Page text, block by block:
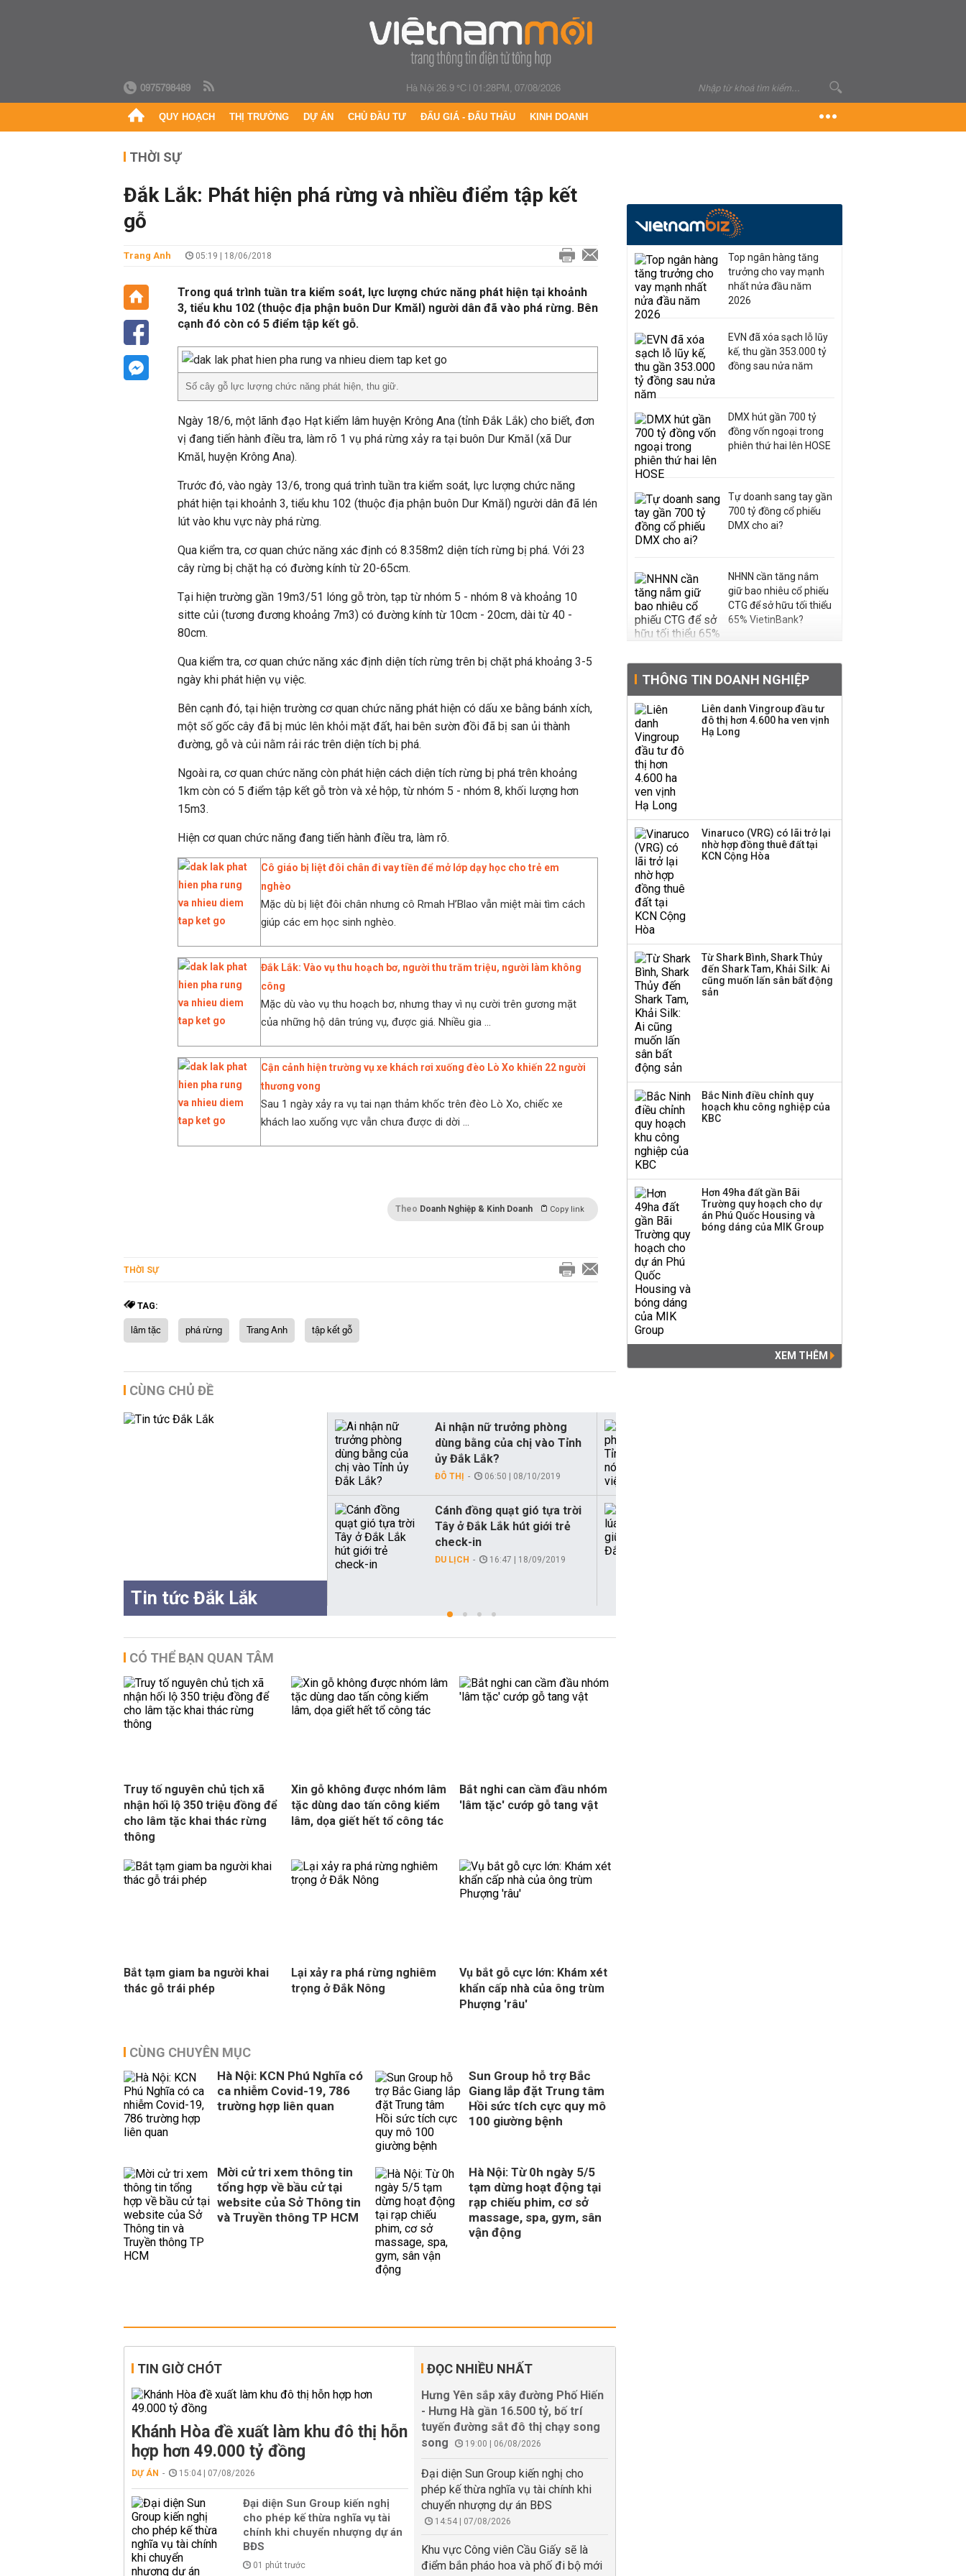
0975798489 Hà Nội 26.9 °C|01:28PM, 07/08/2026
QUY HOẠCH THỊ TRƯỜNG DỰ ÁN CHỦ ĐẦU TƯ ĐẤU GIÁ - ĐẤU THẦU KINH DOANH
THỜI SỰ
Đắk Lắk: Phát hiện phá rừng và nhiều điểm tập kết
gỗ
Trang Anh 05:19 | 18/06/2018
Trong quá trình tuần tra kiểm soát, lực lượng chức năng phát hiện tại khoảnh
3, tiểu khu 102 (thuộc địa phận buôn Dur Kmăl) người dân đã vào phá rừng. Bên
cạnh đó còn có 5 điểm tập kết gỗ.
Số cây gỗ lực lượng chức năng phát hiện, thu giữ.
Ngày 18/6, một lãnh đạo Hạt kiểm lâm huyện Krông Ana (tỉnh Đắk Lắk) cho biết, đơn
vị đang tiến hành điều tra, làm rõ 1 vụ phá rừng xảy ra tại buôn Dur Kmăl (xã Dur
Kmăl, huyện Krông Ana).
Trước đó, vào ngày 13/6, trong quá trình tuần tra kiểm soát, lực lượng chức năng
phát hiện tại khoảnh 3, tiểu khu 102 (thuộc địa phận buôn Dur Kmăl) người dân đã lén
lút vào khu vực này phá rừng.
Qua kiểm tra, cơ quan chức năng xác định có 8.358m2 diện tích rừng bị phá. Với 23
cây rừng bị chặt hạ có đường kính từ 20-65cm.
Tại hiện trường gần 19m3/51 lóng gỗ tròn, tạp từ nhóm 5 - nhóm 8 và khoảng 10
sitte củi (tương đương khoảng 7m3) có đường kính từ 10cm - 20cm, dài từ 40 -
80cm.
Qua kiểm tra, cơ quan chức năng xác định diện tích rừng trên bị chặt phá khoảng 3-5
ngày khi phát hiện vụ việc.
Bên cạnh đó, tại hiện trường cơ quan chức năng phát hiện có dấu xe bằng bánh xích,
một số gốc cây đã bị múc lên khỏi mặt đất, hai bên sườn đồi đã bị san ủi thành
đường, gỗ và củi nằm rải rác trên diện tích bị phá.
Ngoài ra, cơ quan chức năng còn phát hiện cách diện tích rừng bị phá trên khoảng
1km còn có 5 điểm tập kết gỗ tròn và xẻ hộp, từ nhóm 5 - nhóm 8, khối lượng hơn
15m3.
Hiện cơ quan chức năng đang tiến hành điều tra, làm rõ.
Cô giáo bị liệt đôi chân đi vay tiền để mở lớp dạy học cho trẻ em
nghèo
Mặc dù bị liệt đôi chân nhưng cô Rmah H’Blao vẫn miệt mài tìm cách
giúp các em học sinh nghèo.
Đắk Lắk: Vào vụ thu hoạch bơ, người thu trăm triệu, người làm không
công
Mặc dù vào vụ thu hoạch bơ, nhưng thay vì nụ cười trên gương mặt
của những hộ dân trúng vụ, được giá. Nhiều gia ...
Cận cảnh hiện trường vụ xe khách rơi xuống đèo Lò Xo khiến 22 người
thương vong
Sau 1 ngày xảy ra vụ tai nạn thảm khốc trên đèo Lò Xo, chiếc xe
khách lao xuống vực vẫn chưa được di dời ...
Theo Doanh Nghiệp & Kinh Doanh Copy link
THỜI SỰ
TAG:
lâm tặc phá rừng Trang Anh tập kết gỗ
CÙNG CHỦ ĐỀ
Tin tức Đắk Lắk
Ai nhận nữ trưởng phòng
dùng bằng của chị vào Tỉnh
ủy Đắk Lắk?
ĐÔ THỊ 06:50 | 08/10/2019
Cánh đồng quạt gió tựa trời
Tây ở Đắk Lắk hút giới trẻ
check-in
DU LỊCH 16:47 | 18/09/2019
CÓ THỂ BẠN QUAN TÂM
Truy tố nguyên chủ tịch xã
nhận hối lộ 350 triệu đồng để
cho lâm tặc khai thác rừng
thông
Xin gỗ không được nhóm lâm
tặc dùng dao tấn công kiểm
lâm, dọa giết hết tổ công tác
Bắt nghi can cầm đầu nhóm
'lâm tặc' cướp gỗ tang vật
Bắt tạm giam ba người khai
thác gỗ trái phép
Lại xảy ra phá rừng nghiêm
trọng ở Đắk Nông
Vụ bắt gỗ cực lớn: Khám xét
khẩn cấp nhà của ông trùm
Phượng 'râu'
CÙNG CHUYÊN MỤC
Hà Nội: KCN Phú Nghĩa có
ca nhiễm Covid-19, 786
trường hợp liên quan
Sun Group hỗ trợ Bắc
Giang lắp đặt Trung tâm
Hồi sức tích cực quy mô
100 giường bệnh
Mời cử tri xem thông tin
tổng hợp về bầu cử tại
website của Sở Thông tin
và Truyền thông TP HCM
Hà Nội: Từ 0h ngày 5/5
tạm dừng hoạt động tại
rạp chiếu phim, cơ sở
massage, spa, gym, sân
vận động
TIN GIỜ CHÓT
Khánh Hòa đề xuất làm khu đô thị hỗn
hợp hơn 49.000 tỷ đồng
DỰ ÁN 15:04 | 07/08/2026
Đại diện Sun Group kiến nghị
cho phép kế thừa nghĩa vụ tài
chính khi chuyển nhượng dự án
BĐS
01 phút trước
ĐỌC NHIỀU NHẤT
Hưng Yên sắp xây đường Phố Hiến
- Hưng Hà gần 16.500 tỷ, bố trí
tuyến đường sắt đô thị chạy song
song
19:00 | 06/08/2026
Đại diện Sun Group kiến nghị cho
phép kế thừa nghĩa vụ tài chính khi
chuyển nhượng dự án BĐS
14:54 | 07/08/2026
Khu vực Công viên Cầu Giấy sẽ là
điểm bắn pháo hoa và phố đi bộ mới
Top ngân hàng tăng
trưởng cho vay mạnh
nhất nửa đầu năm
2026
EVN đã xóa sạch lỗ lũy
kế, thu gần 353.000 tỷ
đồng sau nửa năm
DMX hút gần 700 tỷ
đồng vốn ngoại trong
phiên thứ hai lên HOSE
Tự doanh sang tay gần
700 tỷ đồng cổ phiếu
DMX cho ai?
NHNN cần tăng nắm
giữ bao nhiêu cổ phiếu
CTG để sở hữu tối thiểu
65% VietinBank?
62.000 tỷ đồng tiền
mặt, ngang ngửa MWG
Bà Lê Thị Thu Thủy gửi
thu nhập cho hộ kinh
doanh, doanh nghiệp
có doanh thu dưới 10 tỷ
THÔNG TIN DOANH NGHIỆP
Liên danh Vingroup đầu tư
đô thị hơn 4.600 ha ven vịnh
Hạ Long
Vinaruco (VRG) có lãi trở lại
nhờ hợp đồng thuê đất tại
KCN Cộng Hòa
Từ Shark Bình, Shark Thủy
đến Shark Tam, Khải Silk: Ai
cũng muốn lấn sân bất động
sản
Bắc Ninh điều chỉnh quy
hoạch khu công nghiệp của
KBC
Hơn 49ha đất gần Bãi
Trường quy hoạch cho dự
án Phú Quốc Housing và
bóng dáng của MIK Group
XEM THÊM